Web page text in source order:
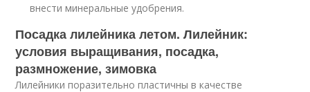
внести минеральные удобрения.
Посадка лилейника летом. Лилейник:
условия выращивания, посадка,
размножение, зимовка
Лилейники поразительно пластичны в качестве